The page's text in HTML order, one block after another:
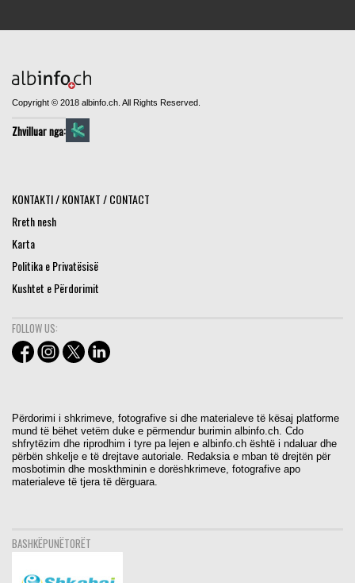
Copyright © 2018 albinfo.ch. All Rights Reserved.
Zhvilluar nga:
KONTAKTI / KONTAKT / CONTACT
Rreth nesh
Karta
Politika e Privatësisë
Kushtet e Përdorimit
FOLLOW US:
Përdorimi i shkrimeve, fotografive si dhe materialeve të kësaj platforme
mund të bëhet vetëm duke e përmendur burimin albinfo.ch. Cdo
shfrytëzim dhe riprodhim i tyre pa lejen e albinfo.ch është i ndaluar dhe
përbën shkelje e të drejtave autoriale. Redaksia e mban të drejtën për
mosbotimin dhe moskthminin e dorëshkrimeve, fotografive apo
materialeve të tjera të dërguara.
BASHKËPUNËTORËT